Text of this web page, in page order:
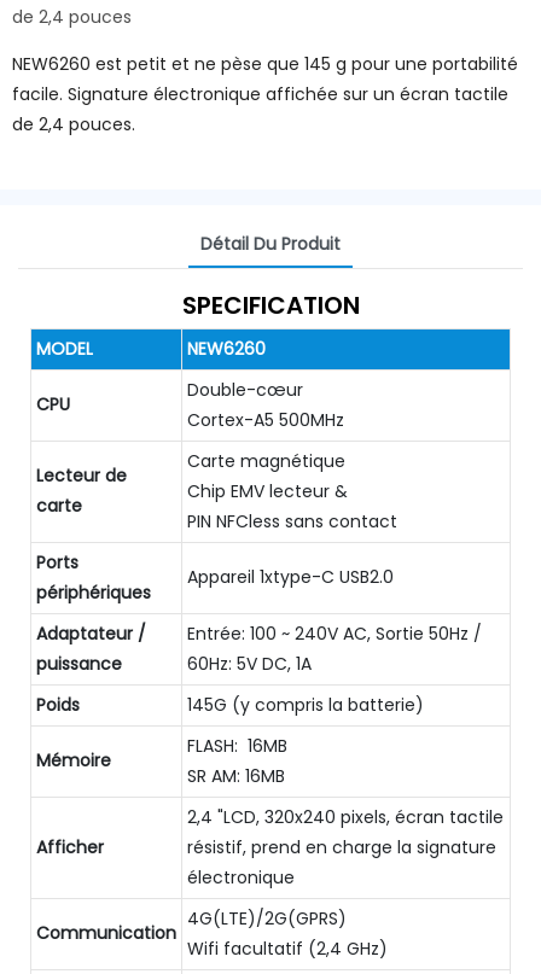
de 2,4 pouces
NEW6260 est petit et ne pèse que 145 g pour une portabilité
facile. Signature électronique affichée sur un écran tactile
de 2,4 pouces.
Détail Du Produit
SPECIFICATION
MODEL NEW6260
CPU
Double-cœur
Cortex-A5 500MHz
Lecteur de
carte
Carte magnétique
Chip EMV lecteur &
PIN NFCless sans contact
Ports
périphériques
Appareil 1xtype-C USB2.0
Adaptateur /
puissance
Entrée: 100 ~ 240V AC, Sortie 50Hz /
60Hz: 5V DC, 1A
Poids
145G (y compris la batterie)
Mémoire
FLASH: 16MB
SR AM: 16MB
Afficher
2,4 "LCD, 320x240 pixels, écran tactile
résistif, prend en charge la signature
électronique
Communication
4G(LTE)/2G(GPRS)
Wifi facultatif (2,4 GHz)